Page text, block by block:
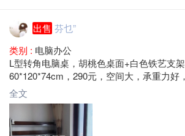
出售 芬乜”
类别 : 电脑办公
L型转角电脑桌，胡桃色桌面+白色铁艺支
60*120*74cm，290元，空间大，承重力好
敞，适合办公学习用。成色还可以，表面干
简单，不摇晃。
梅县区大山路 自提
全文